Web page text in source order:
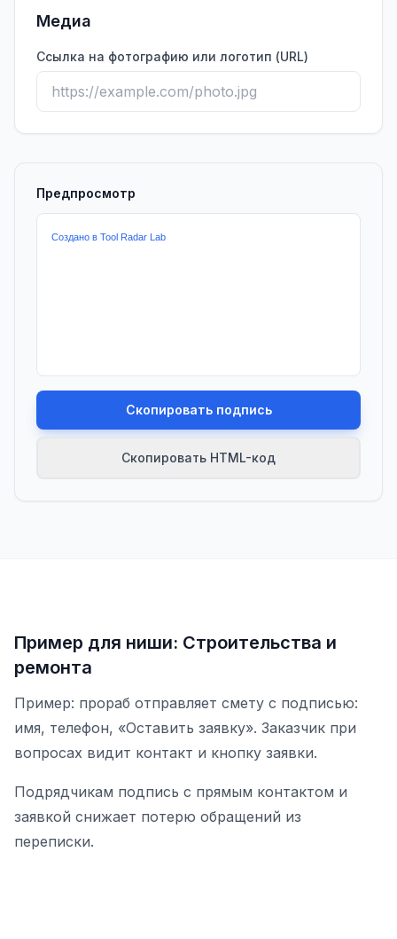
Медиа
Ссылка на фотографию или логотип (URL)
Предпросмотр
Скопировать подпись
Скопировать HTML-код
Пример для ниши: Строительства и
ремонта
Пример: прораб отправляет смету с подписью:
имя, телефон, «Оставить заявку». Заказчик при
вопросах видит контакт и кнопку заявки.
Подрядчикам подпись с прямым контактом и
заявкой снижает потерю обращений из
переписки.